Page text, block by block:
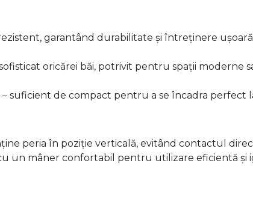
garantând durabilitate și întreținere
oricărei băi, potrivit pentru spații moderne
– suficient de compact pentru a se încadra
peria în poziție verticală, evitând contactul
un mâner confortabil pentru utilizare eficientă și